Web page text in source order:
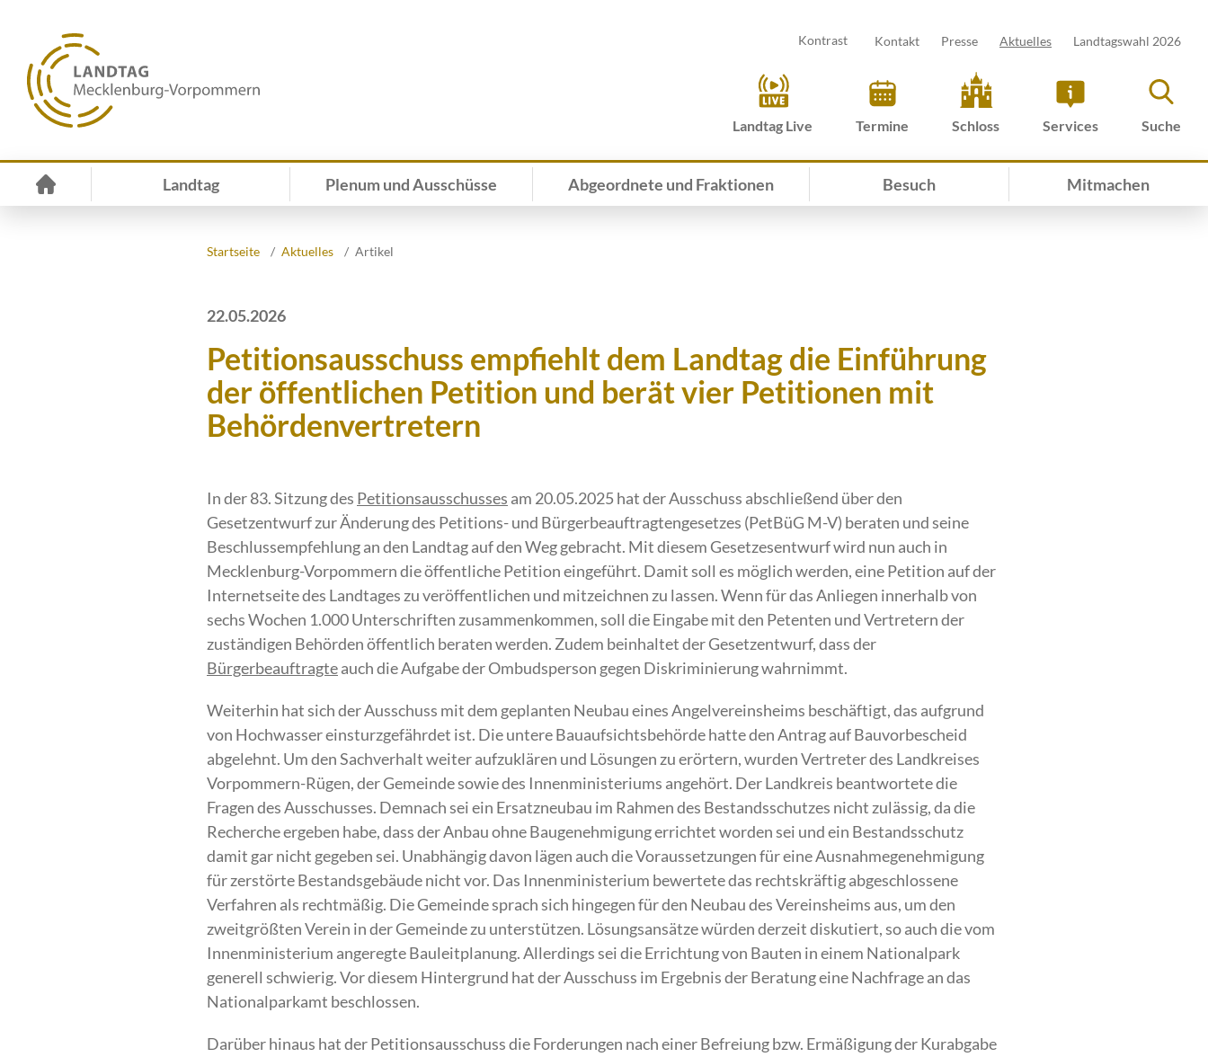
Kontrast Kontakt Presse Aktuelles Landtagswahl 2026
Landtag Live Termine Schloss Services Suche
Landtag Plenum und Ausschüsse Abgeordnete und Fraktionen Besuch Mitmachen
Startseite Aktuelles Artikel
22.05.2026
Petitionsausschuss empfiehlt dem Landtag die Einführung
der öffentlichen Petition und berät vier Petitionen mit
Behördenvertretern
In der 83. Sitzung des Petitionsausschusses am 20.05.2025 hat der Ausschuss abschließend über den
Gesetzentwurf zur Änderung des Petitions- und Bürgerbeauftragtengesetzes (PetBüG M-V) beraten und seine
Beschlussempfehlung an den Landtag auf den Weg gebracht. Mit diesem Gesetzesentwurf wird nun auch in
Mecklenburg-Vorpommern die öffentliche Petition eingeführt. Damit soll es möglich werden, eine Petition auf der
Internetseite des Landtages zu veröffentlichen und mitzeichnen zu lassen. Wenn für das Anliegen innerhalb von
sechs Wochen 1.000 Unterschriften zusammenkommen, soll die Eingabe mit den Petenten und Vertretern der
zuständigen Behörden öffentlich beraten werden. Zudem beinhaltet der Gesetzentwurf, dass der
Bürgerbeauftragteauch die Aufgabe der Ombudsperson gegen Diskriminierung wahrnimmt.
Weiterhin hat sich der Ausschuss mit dem geplanten Neubau eines Angelvereinsheims beschäftigt, das aufgrund
von Hochwasser einsturzgefährdet ist. Die untere Bauaufsichtsbehörde hatte den Antrag auf Bauvorbescheid
abgelehnt. Um den Sachverhalt weiter aufzuklären und Lösungen zu erörtern, wurden Vertreter des Landkreises
Vorpommern-Rügen, der Gemeinde sowie des Innenministeriums angehört. Der Landkreis beantwortete die
Fragen des Ausschusses. Demnach sei ein Ersatzneubau im Rahmen des Bestandsschutzes nicht zulässig, da die
Recherche ergeben habe, dass der Anbau ohne Baugenehmigung errichtet worden sei und ein Bestandsschutz
damit gar nicht gegeben sei. Unabhängig davon lägen auch die Voraussetzungen für eine Ausnahmegenehmigung
für zerstörte Bestandsgebäude nicht vor. Das Innenministerium bewertete das rechtskräftig abgeschlossene
Verfahren als rechtmäßig. Die Gemeinde sprach sich hingegen für den Neubau des Vereinsheims aus, um den
zweitgrößten Verein in der Gemeinde zu unterstützen. Lösungsansätze würden derzeit diskutiert, so auch die vom
Innenministerium angeregte Bauleitplanung. Allerdings sei die Errichtung von Bauten in einem Nationalpark
generell schwierig. Vor diesem Hintergrund hat der Ausschuss im Ergebnis der Beratung eine Nachfrage an das
Nationalparkamt beschlossen.
Darüber hinaus hat der Petitionsausschuss die Forderungen nach einer Befreiung bzw. Ermäßigung der Kurabgabe